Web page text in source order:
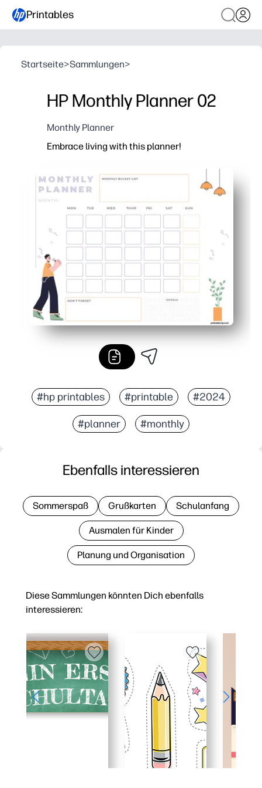
Printables
Startseite>Sammlungen>
HP Monthly Planner 02
Monthly Planner
Embrace living with this planner!
#hp printables #printable #2024
#planner #monthly
Diese Sammlungen könnten Dich ebenfalls
interessieren:
Ebenfalls interessieren
Sommerspaß Grußkarten Schulanfang
Ausmalen für Kinder
Planung und Organisation